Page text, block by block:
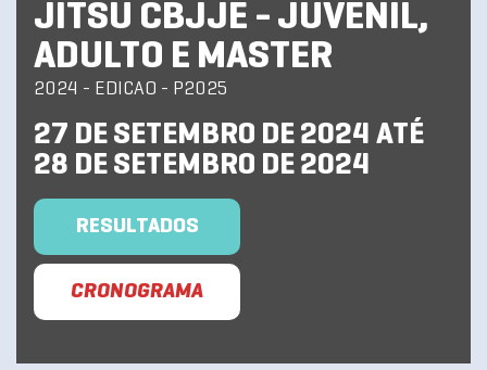
JITSU CBJJE - JUVENIL,
ADULTO E MASTER
2024 - EDICAO - P2025
27 DE SETEMBRO DE 2024 ATÉ
28 DE SETEMBRO DE 2024
RESULTADOS
CRONOGRAMA